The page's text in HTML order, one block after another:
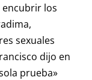
encubrir los
sexuales
dijo en
prueba»